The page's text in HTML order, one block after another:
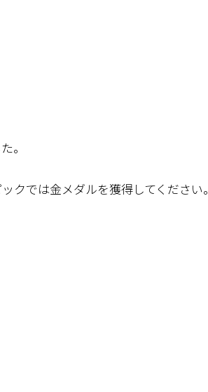
。
クでは金メダルを獲得してください。